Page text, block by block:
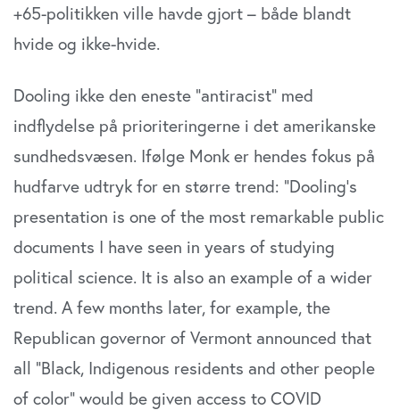
+65-politikken ville havde gjort – både blandt
hvide og ikke-hvide.
Dooling ikke den eneste ”antiracist” med
indflydelse på prioriteringerne i det amerikanske
sundhedsvæsen. Ifølge Monk er hendes fokus på
hudfarve udtryk for en større trend: “Dooling’s
presentation is one of the most remarkable public
documents I have seen in years of studying
political science. It is also an example of a wider
trend. A few months later, for example, the
Republican governor of Vermont announced that
all “Black, Indigenous residents and other people
of color” would be given access to COVID